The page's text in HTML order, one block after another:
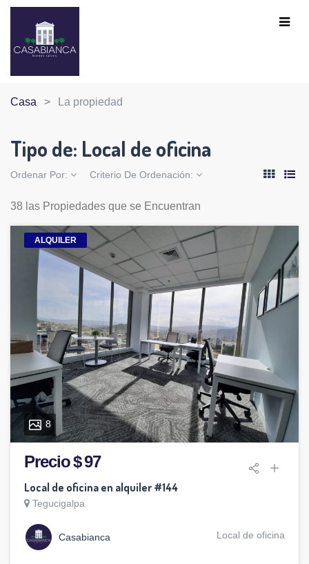
Casa La propiedad
Tipo de: Local de oficina
Ordenar Por: Criterio De Ordenación:
38 las Propiedades que se Encuentran
ALQUILER
8
Precio $ 97
Local de oficina en alquiler #144
Tegucigalpa
Casabianca Local de oficina